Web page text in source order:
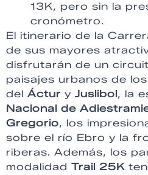
13K, pero sin la
cronómetro.
El itinerario de la
de sus mayores
disfrutarán de un
paisajes urbanos de
del Áctur y Juslibol , la
Nacional de
Gregorio, los
sobre el río Ebro y la
riberas. Además, los
modalidad Trail 25K